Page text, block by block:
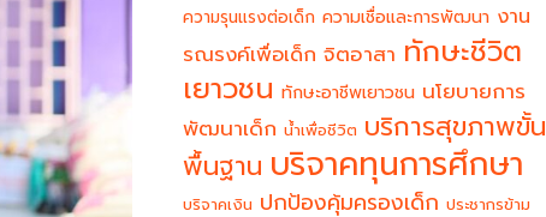
ความรุนแรงต่อเด็ก ความเชื่อและการพัฒนา งาน
รณรงค์เพื่อเด็ก จิตอาสา ทักษะชีวิต
เยาวชน ทักษะอาชีพเยาวชน นโยบายการ
พัฒนาเด็ก น้ำเพื่อชีวิต บริการสุขภาพขั้น
พื้นฐาน บริจาคทุนการศึกษา
บริจาคเงิน ปกป้องคุ้มครองเด็ก ประชากรข้าม